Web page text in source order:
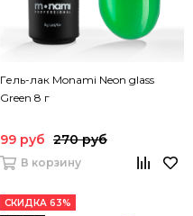
Гель-лак Monami Neon glass
Green 8 г
99 руб 270 руб
В корзину
СКИДКА 63%